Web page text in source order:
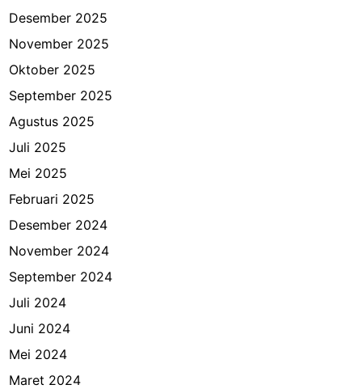
Desember 2025
November 2025
Oktober 2025
September 2025
Agustus 2025
Juli 2025
Mei 2025
Februari 2025
Desember 2024
November 2024
September 2024
Juli 2024
Juni 2024
Mei 2024
Maret 2024